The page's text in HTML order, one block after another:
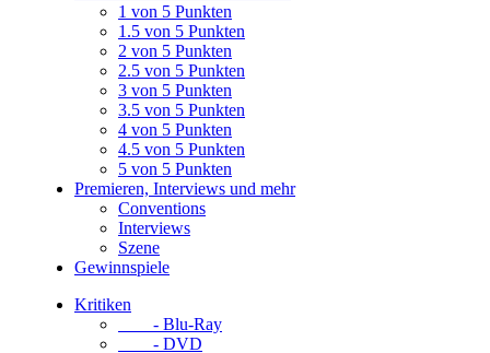
1 von 5 Punkten
1.5 von 5 Punkten
2 von 5 Punkten
2.5 von 5 Punkten
3 von 5 Punkten
3.5 von 5 Punkten
4 von 5 Punkten
4.5 von 5 Punkten
5 von 5 Punkten
Premieren, Interviews und mehr
Conventions
Interviews
Szene
Gewinnspiele
Kritiken
- Blu-Ray
- DVD